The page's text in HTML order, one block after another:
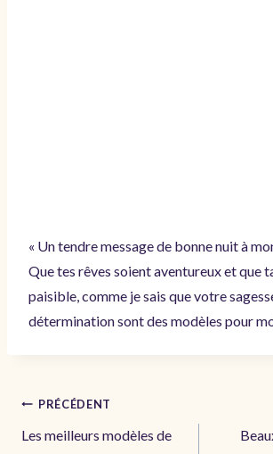
« Un tendre message de bonne nuit à
Que tes rêves soient aventureux et que
paisible, comme je sais que votre
détermination sont des modèles pour
Navigation
de
PRÉCÉDENT
Les meilleurs modèles de